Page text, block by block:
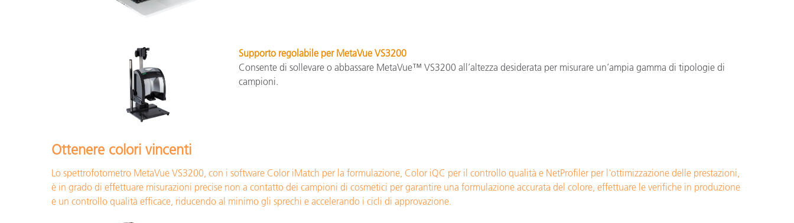
Supporto regolabile per MetaVue VS3200
Consente di sollevare o abbassare MetaVue™ VS3200 all’altezza desiderata per misurare un’ampia gamma di tipologie di
campioni.
Ottenere colori vincenti
Lo spettrofotometro MetaVue VS3200, con i software Color iMatch per la formulazione, Color iQC per il controllo qualità e NetProfiler per l'ottimizzazione delle prestazioni,
è in grado di effettuare misurazioni precise non a contatto dei campioni di cosmetici per garantire una formulazione accurata del colore, effettuare le verifiche in produzione
e un controllo qualità efficace, riducendo al minimo gli sprechi e accelerando i cicli di approvazione.